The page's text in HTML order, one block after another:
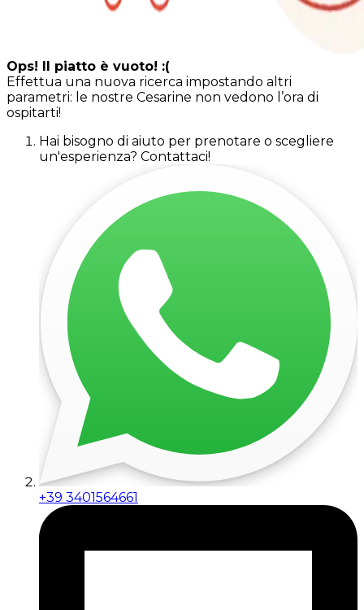
Ops! Il piatto è vuoto! :(
Effettua una nuova ricerca impostando altri
parametri: le nostre Cesarine non vedono l’ora di
ospitarti!
Hai bisogno di aiuto per prenotare o scegliere
un'esperienza? Contattaci!
+39 3401564661